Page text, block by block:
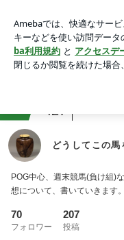
アプリをダウンロードし
ょう。
427
どうしてこの馬
POG中心、週末競馬(負け組)
想について、書いていきます。
70
フォロワー
207
投稿